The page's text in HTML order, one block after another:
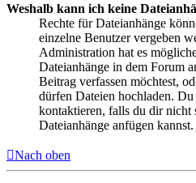
Weshalb kann ich keine
Rechte für Dateianhänge
einzelne Benutzer vergeben
Administration hat es
Dateianhänge in dem Forum
Beitrag verfassen möchtest,
dürfen Dateien hochladen.
kontaktieren, falls du dir nicht
Dateianhänge anfügen kannst.
Nach oben